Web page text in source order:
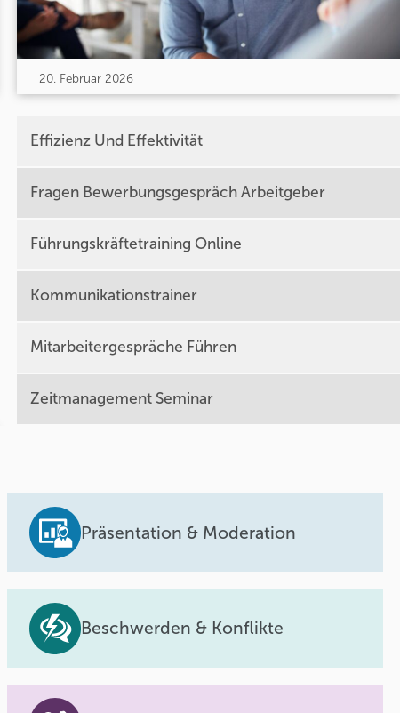
20. Februar 2026
Effizienz Und Effektivität
Fragen Bewerbungsgespräch Arbeitgeber
Führungskräftetraining Online
Kommunikationstrainer
Mitarbeitergespräche Führen
Zeitmanagement Seminar
Präsentation & Moderation
Beschwerden & Konflikte